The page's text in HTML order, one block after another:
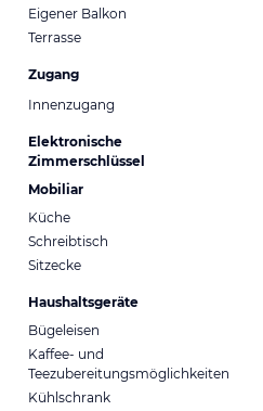
Eigener Balkon
Terrasse
Zugang
Innenzugang
Elektronische
Zimmerschlüssel
Mobiliar
Küche
Schreibtisch
Sitzecke
Haushaltsgeräte
Bügeleisen
Kaffee- und
Teezubereitungsmöglichkeiten
Kühlschrank